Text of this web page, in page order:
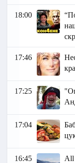
18:00
17:46
17:25
17:04
16:45 All